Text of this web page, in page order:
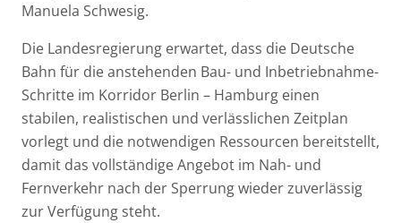
Manuela Schwesig.
Die Landesregierung erwartet, dass die Deutsche
Bahn für die anstehenden Bau- und Inbetriebnahme-
Schritte im Korridor Berlin – Hamburg einen
stabilen, realistischen und verlässlichen Zeitplan
vorlegt und die notwendigen Ressourcen bereitstellt,
damit das vollständige Angebot im Nah- und
Fernverkehr nach der Sperrung wieder zuverlässig
zur Verfügung steht.